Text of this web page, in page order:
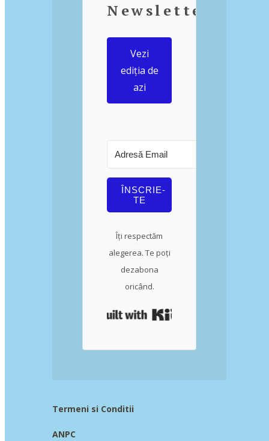
Newsletter
Vezi
ediția de
azi
ÎNSCRIE-
TE
Îți respectăm
alegerea. Te poți
dezabona
oricând.
Termeni si Conditii
ANPC